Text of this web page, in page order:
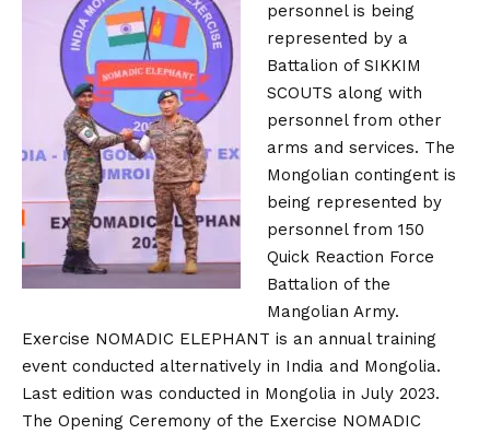
personnel is being
represented by a
Battalion of SIKKIM
SCOUTS along with
personnel from other
arms and services. The
Mongolian contingent is
being represented by
personnel from 150
Quick Reaction Force
Battalion of the
Mangolian Army.
Exercise NOMADIC ELEPHANT is an annual training
event conducted alternatively in India and Mongolia.
Last edition was conducted in Mongolia in July 2023.
The Opening Ceremony of the Exercise NOMADIC